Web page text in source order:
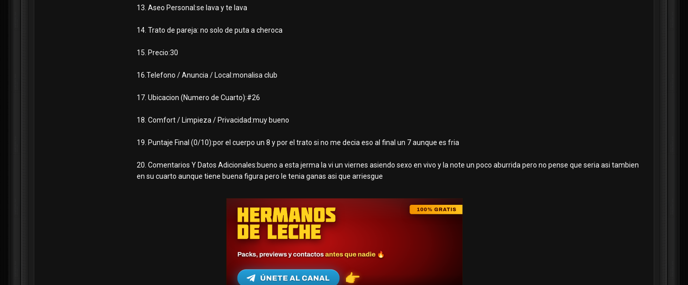
13. Aseo Personal:se lava y te lava
14. Trato de pareja: no solo de puta a cheroca
15. Precio:30
16.Telefono / Anuncia / Local:monalisa club
17. Ubicacion (Numero de Cuarto):#26
18. Comfort / Limpieza / Privacidad:muy bueno
19. Puntaje Final (0/10):por el cuerpo un 8 y por el trato si no me decia eso al final un 7 aunque es fria
20. Comentarios Y Datos Adicionales:bueno a esta jerma la vi un viernes asiendo sexo en vivo y la note un poco aburrida pero no pense que seria asi tambien
en su cuarto aunque tiene buena figura pero le tenia ganas asi que arriesgue